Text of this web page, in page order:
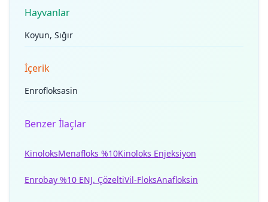
Hayvanlar
Koyun, Sığır
İçerik
Enrofloksasin
Benzer İlaçlar
KinoloksMenafloks %10Kinoloks Enjeksiyon
Enrobay %10 ENJ. ÇözeltiVil-FloksAnafloksin